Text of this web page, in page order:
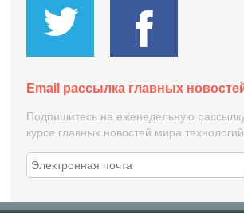
Email рассылка главных
Подпишитесь на еженедельную
курсе главных новостей мира технологий